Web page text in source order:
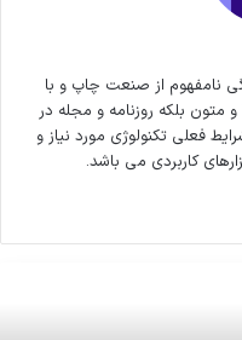
نامفهوم از صنعت چاپ و با
متون بلکه روزنامه و مجله در
فعلی تکنولوژی مورد نیاز و
کاربردی می باشد.